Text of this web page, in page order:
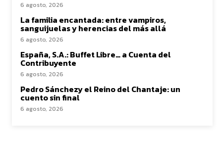
6 agosto, 2026
La familia encantada: entre vampiros,
sanguijuelas y herencias del más allá
6 agosto, 2026
España, S.A.: Buffet Libre… a Cuenta del
Contribuyente
6 agosto, 2026
Pedro Sánchezy el Reino del Chantaje: un
cuento sin final
6 agosto, 2026